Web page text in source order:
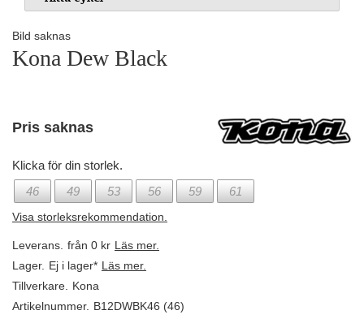
Bild saknas
Kona Dew Black
Pris saknas
Klicka för din storlek.
46
49 53 56 59 61
Visa storleksrekommendation.
Leverans. från 0 kr Läs mer.
Lager. Ej i lager* Läs mer.
Tillverkare.
Kona
Artikelnummer. B12DWBK46 (46)